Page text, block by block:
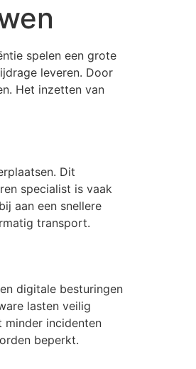
spelen een grote
leveren. Door
Het inzetten van
Dit
specialist is vaak
aan een snellere
transport.
digitale besturingen
lasten veilig
minder incidenten
beperkt.